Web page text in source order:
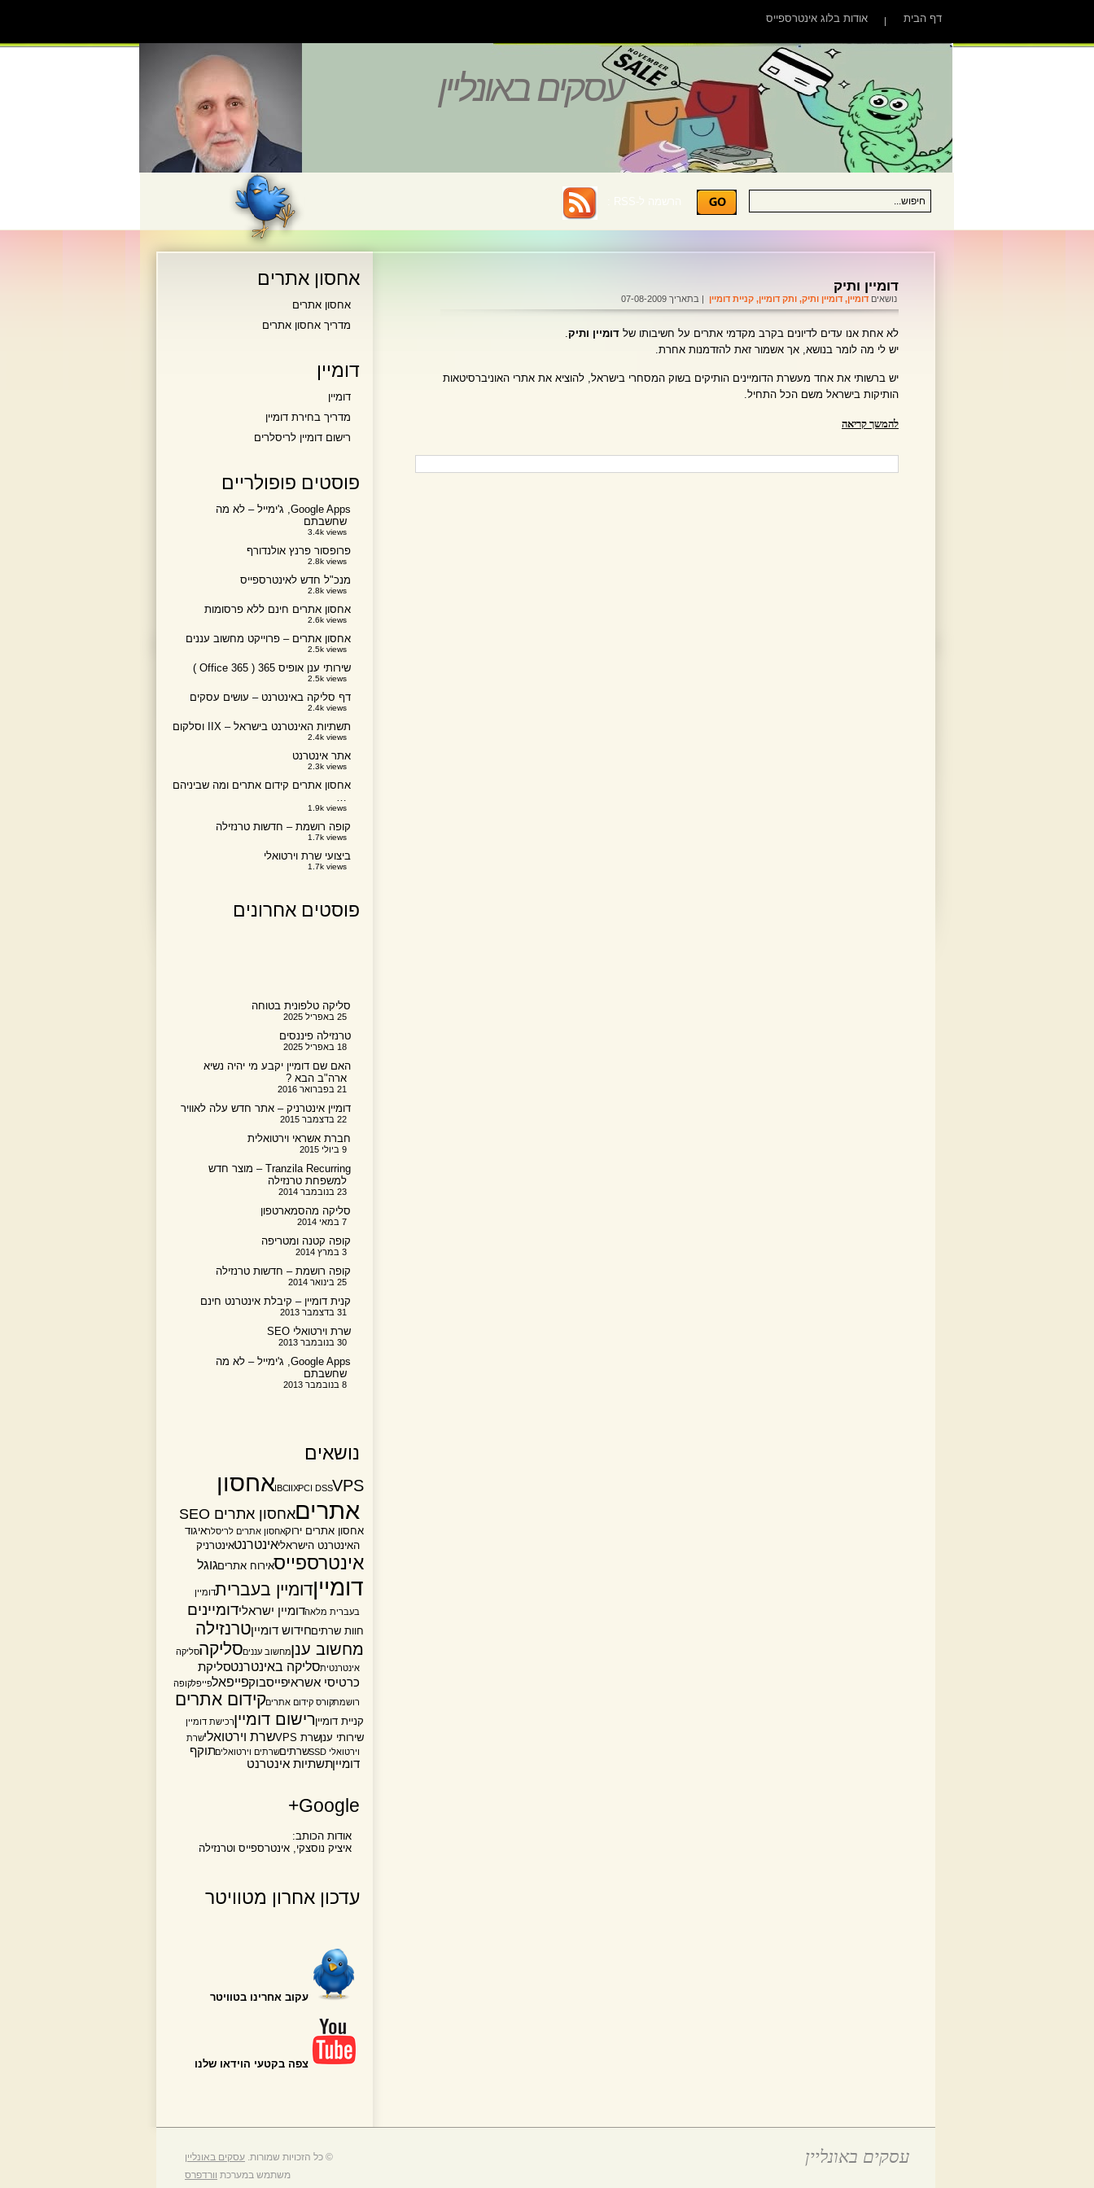
דף הבית אודות בלוג אינטרספייס
עסקים באונליין
דומיין ותיק
נושאים דומיין, דומיין ותיק, ותק דומיין, קניית דומיין | בתאריך 07-08-2009
לא אחת אנו עדים לדיונים בקרב מקדמי אתרים על חשיבותו של דומיין ותיק.
יש לי מה לומר בנושא, אך אשמור זאת להזדמנות אחרת.
יש ברשותי את אחד מעשרת הדומיינים הותיקים בשוק המסחרי בישראל, להוציא את אתרי האוניברסיטאות
הותיקות בישראל משם הכל התחיל.
להמשך קריאה
אחסון אתרים
אחסון אתרים
מדריך אחסון אתרים
דומיין
דומיין
מדריך בחירת דומיין
רישום דומיין לריסלרים
פוסטים פופולריים
Google Apps, ג'ימייל – לא מה
שחשבתם
3.4k views
פרופסור פרנץ אולנדורף
2.8k views
מנכ"ל חדש לאינטרספייס
2.8k views
אחסון אתרים חינם ללא פרסומות
2.6k views
אחסון אתרים – פרוייקט מחשוב עננים
2.5k views
שירותי ענן אופיס 365 ( Office 365 )
2.5k views
דף סליקה באינטרנט – עושים עסקים
2.4k views
תשתיות האינטרנט בישראל – IIX וסלקום
2.4k views
אתר אינטרנט
2.3k views
אחסון אתרים קידום אתרים ומה שביניהם
…
1.9k views
קופה רושמת – חדשות טרנזילה
1.7k views
ביצועי שרת וירטואלי
1.7k views
פוסטים אחרונים
סליקה טלפונית בטוחה
25 באפריל 2025
טרנזילה פיננסים
18 באפריל 2025
האם שם דומיין יקבע מי יהיה נשיא
ארה"ב הבא ?
21 בפברואר 2016
דומיין אינטרניק – אתר חדש עלה לאוויר
22 בדצמבר 2015
חברת אשראי וירטואלית
9 ביולי 2015
Tranzila Recurring – מוצר חדש
למשפחת טרנזילה
23 בנובמבר 2014
סליקה מהסמארטפון
7 במאי 2014
קופה קטנה ומטריפה
3 במרץ 2014
קופה רושמת – חדשות טרנזילה
25 בינואר 2014
קנית דומיין – קיבלת אינטרנט חינם
31 בדצמבר 2013
שרת וירטואלי SEO
30 בנובמבר 2013
Google Apps, ג'ימייל – לא מה
שחשבתם
8 בנובמבר 2013
נושאים
IBCIIXPCI DSSVPS
אחסון
אתריםאחסון אתרים SEO
אחסון אתרים ירוקאחסון אתרים לריסלראיגוד
האינטרנט הישראליאינטרנטאינטרניק
אינטרספייסאירוח אתריםגוגל
דומייןדומיין בעבריתדומיין
בעברית מלאהדומיין ישראלידומיינים
חוות שרתיםחידוש דומייןטרנזילה
מחשוב ענןמחשוב ענניםסליקהסליקה
אינטרנטיתסליקה באינטרנטסליקת
כרטיסי אשראיפייסבוקפייפאלפייפלקופה
רושמתקורס קידום אתריםקידום אתרים
קניית דומייןרישום דומייןרכישת דומיין
שירותי ענןשרת VPS שרת וירטואלישרת
וירטואלי SSD
שרתיםשרתים וירטואליםתוקף
דומייןתשתיות אינטרנט
Google+
אודות הכותב:
איציק נוסצקי, אינטרספייס וטרנזילה
עדכון אחרון מטוויטר
עקוב אחרינו בטוויטר
צפה בקטעי הוידאו שלנו
עסקים באונליין © כל הזכויות שמורות. עסקים באונליין
משתמש במערכת וורדפרס